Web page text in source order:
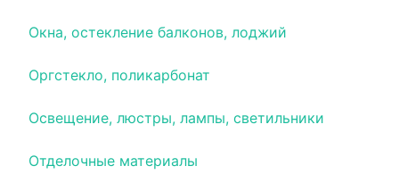
Окна, остекление балконов, лоджий
Оргстекло, поликарбонат
Освещение, люстры, лампы, светильники
Отделочные материалы